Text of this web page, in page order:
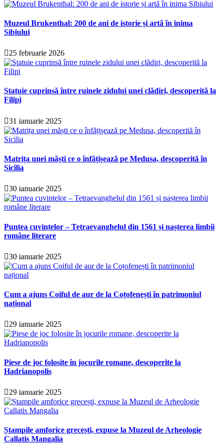
Muzeul Brukenthal: 200 de ani de istorie și artă în inima
Sibiului
25 februarie 2026
Statuie cuprinsă între ruinele zidului unei clădiri, descoperită la
Filipi
31 ianuarie 2025
Matrița unei măști ce o înfățișează pe Medusa, descoperită în
Sicilia
30 ianuarie 2025
Puntea cuvintelor – Tetraevanghelul din 1561 și nașterea limbii
române literare
30 ianuarie 2025
Cum a ajuns Coiful de aur de la Coțofenești în patrimoniul
național
29 ianuarie 2025
Piese de joc folosite în jocurile romane, descoperite la
Hadrianopolis
29 ianuarie 2025
Ștampile amforice grecești, expuse la Muzeul de Arheologie
Callatis Mangalia